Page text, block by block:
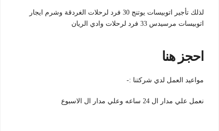
لذلك تأجير اتوبيسات يوتنج 30 فرد لرحلات الغردقة وشرم ايجار
اتوبيسات مرسيدس 33 فرد لرحلات وادي الريان
احجز هنا
مواعيد العمل لدي شركتنا :-
نعمل علي مدار ال 24 ساعه وعلي مدار ال الاسبوع